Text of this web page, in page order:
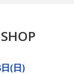
(日)